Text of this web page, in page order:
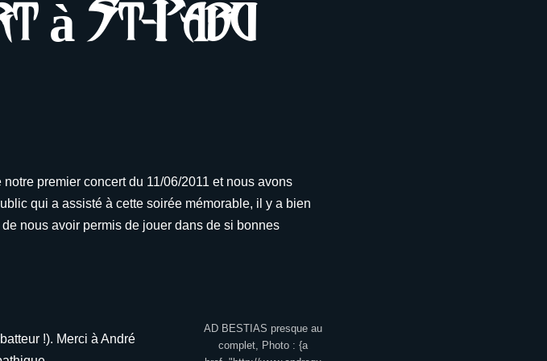
à St-Pabu
premier concert du 11/06/2011 et nous avons
qui a assisté à cette soirée mémorable, il y a bien
nous avoir permis de jouer dans de si bonnes
AD BESTIAS presque au
complet, Photo : {a
!). Merci à André